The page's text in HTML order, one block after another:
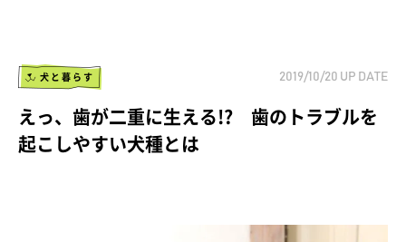
犬と暮らす 2019/10/20 UP DATE
えっ、歯が二重に生える!? 歯のトラブルを
起こしやすい犬種とは